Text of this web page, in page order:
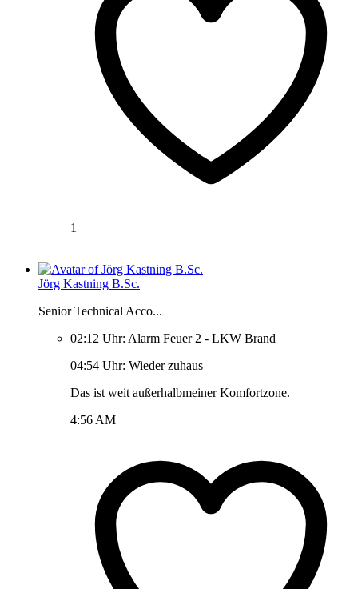
1
Jörg Kastning B.Sc.
Senior Technical Acco...
02:12 Uhr: Alarm Feuer 2 - LKW Brand
04:54 Uhr: Wieder zuhaus
Das ist weit außerhalbmeiner Komfortzone.
4:56 AM